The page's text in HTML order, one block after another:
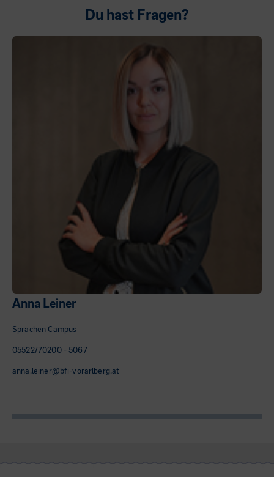
Du hast Fragen?
Anna Leiner
Sprachen Campus
05522/70200 - 5067
anna.leiner@bfi-vorarlberg.at